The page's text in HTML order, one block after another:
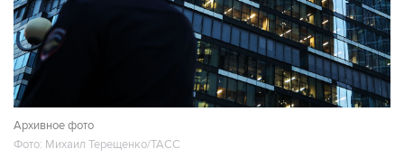
Архивное фото
Фото: Михаил Терещенко/ТАСС